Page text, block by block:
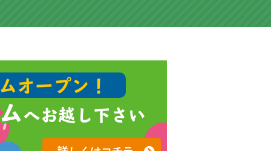
オープン！
へお越し下さい